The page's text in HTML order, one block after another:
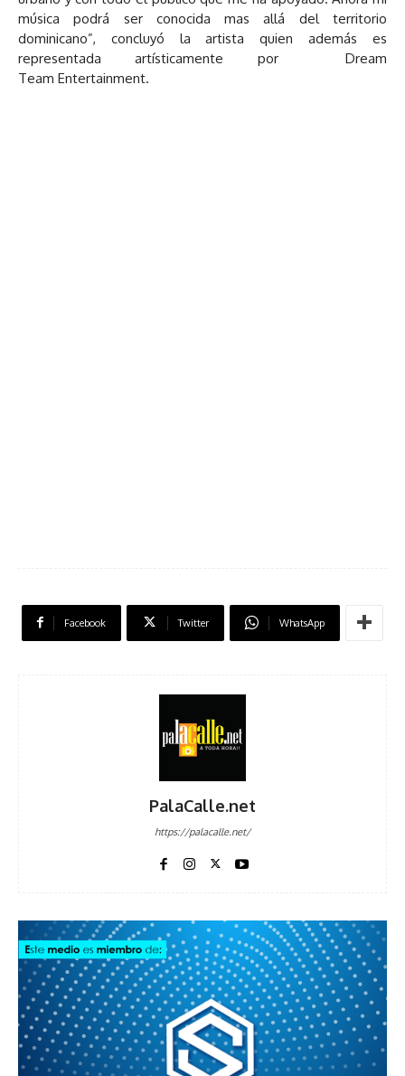
música podrá ser conocida mas allá del territorio
dominicano”, concluyó la artista quien además es
representada artísticamente por Dream
Team Entertainment.
Facebook Twitter WhatsApp
PalaCalle.net
https://palacalle.net/